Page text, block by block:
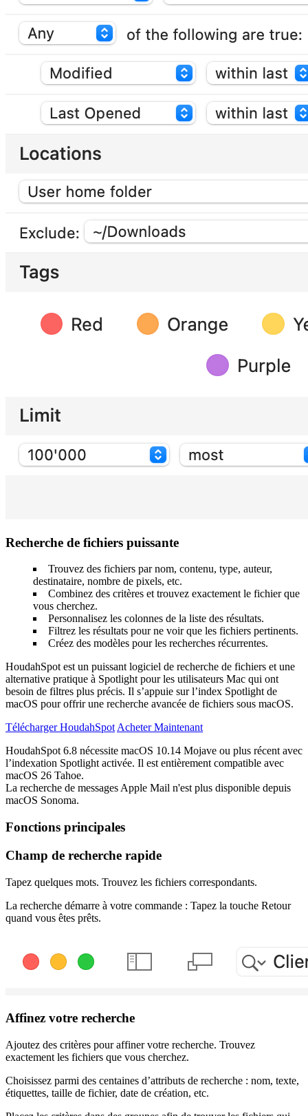
Recherche de fichiers puissante
Trouvez des fichiers par nom, contenu, type, auteur,
destinataire, nombre de pixels, etc.
Combinez des critères et trouvez exactement le fichier que
vous cherchez.
Personnalisez les colonnes de la liste des résultats.
Filtrez les résultats pour ne voir que les fichiers pertinents.
Créez des modèles pour les recherches récurrentes.
HoudahSpot est un puissant logiciel de recherche de fichiers et une
alternative pratique à Spotlight pour les utilisateurs Mac qui ont
besoin de filtres plus précis. Il s’appuie sur l’index Spotlight de
macOS pour offrir une recherche avancée de fichiers sous macOS.
Télécharger HoudahSpotAcheter Maintenant
HoudahSpot 6.8 nécessite macOS 10.14 Mojave ou plus récent avec
l’indexation Spotlight activée. Il est entièrement compatible avec
macOS 26 Tahoe.
La recherche de messages Apple Mail n'est plus disponible depuis
macOS Sonoma.
Fonctions principales
Champ de recherche rapide
Tapez quelques mots. Trouvez les fichiers correspondants.
La recherche démarre à votre commande : Tapez la touche Retour
quand vous êtes prêts.
Affinez votre recherche
Ajoutez des critères pour affiner votre recherche. Trouvez
exactement les fichiers que vous cherchez.
Choisissez parmi des centaines d’attributs de recherche : nom, texte,
étiquettes, taille de fichier, date de création, etc.